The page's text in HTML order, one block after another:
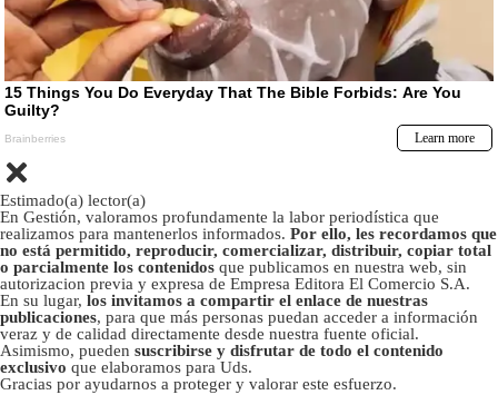
Estimado(a) lector(a)
En Gestión, valoramos profundamente la labor periodística que
realizamos para mantenerlos informados. Por ello, les recordamos que
no está permitido, reproducir, comercializar, distribuir, copiar total
o parcialmente los contenidos que publicamos en nuestra web, sin
autorizacion previa y expresa de Empresa Editora El Comercio S.A.
En su lugar, los invitamos a compartir el enlace de nuestras
publicaciones, para que más personas puedan acceder a información
veraz y de calidad directamente desde nuestra fuente oficial.
Asimismo, pueden suscribirse y disfrutar de todo el contenido
exclusivo que elaboramos para Uds.
Gracias por ayudarnos a proteger y valorar este esfuerzo.